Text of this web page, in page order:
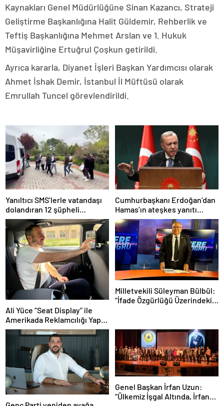
Kaynakları Genel Müdürlüğüne Sinan Kazancı, Strateji
Geliştirme Başkanlığına Halit Güldemir, Rehberlik ve
Teftiş Başkanlığına Mehmet Arslan ve 1. Hukuk
Müşavirliğine Ertuğrul Çoşkun getirildi.
Ayrıca kararla, Diyanet İşleri Başkan Yardımcısı olarak
Ahmet İshak Demir, İstanbul İl Müftüsü olarak
Emrullah Tuncel görevlendirildi.
Yanıltıcı SMS’lerle vatandaşı
dolandıran 12 şüpheli
yakalandı
Cumhurbaşkanı Erdoğan’dan
Hamas’ın ateşkes yanıtı
üzerine açıklama
Ali Yüce “Seat Display” ile
Amerikada Reklamcılığı Yapay
Zeka ile buluşturuyor.
Milletvekili Süleyman Bülbül:
“İfade Özgürlüğü Üzerindeki
Genel Başkan İrfan Uzun:
“Ülkemiz İşgal Altında, İrfan